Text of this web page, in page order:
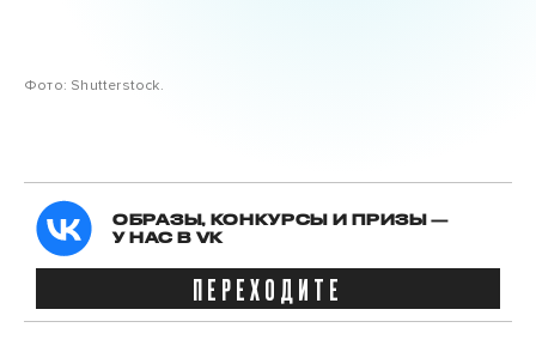
Фото: Shutterstock.
ОБРАЗЫ, КОНКУРСЫ И ПРИЗЫ —
У НАС В VK
ПЕРЕХОДИТЕ